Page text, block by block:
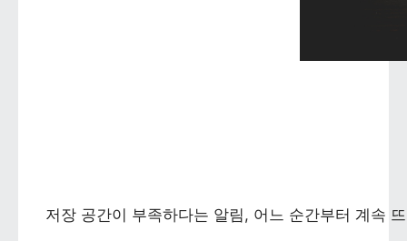
저장 공간이 부족하다는 알림, 어느 순간부터 계속